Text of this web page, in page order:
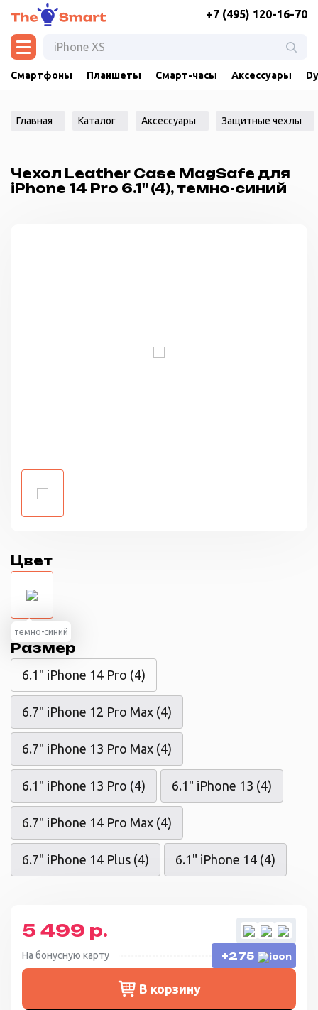
+7 (495) 120-16-70
Смартфоны Планшеты Смарт-часы Аксессуары
Главная Каталог Аксессуары Защитные чехлы
Чехол Leather Case MagSafe для
iPhone 14 Pro 6.1" (4), темно-синий
Цвет
темно-синий
Размер
6.1" iPhone 14 Pro (4)
6.7" iPhone 12 Pro Max (4)
6.7" iPhone 13 Pro Max (4)
6.1" iPhone 13 Pro (4) 6.1" iPhone 13 (4)
6.7" iPhone 14 Pro Max (4)
6.7" iPhone 14 Plus (4) 6.1" iPhone 14 (4)
5 499 р.
На бонусную карту +275
В корзину